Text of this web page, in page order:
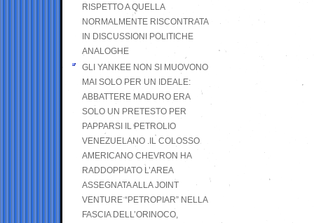
RISPETTO A QUELLA
NORMALMENTE RISCONTRATA
IN DISCUSSIONI POLITICHE
ANALOGHE
GLI YANKEE NON SI MUOVONO
MAI SOLO PER UN IDEALE:
ABBATTERE MADURO ERA
SOLO UN PRETESTO PER
PAPPARSI IL PETROLIO
VENEZUELANO .IL COLOSSO
AMERICANO CHEVRON HA
RADDOPPIATO L’AREA
ASSEGNATA ALLA JOINT
VENTURE “PETROPIAR” NELLA
FASCIA DELL’ORINOCO,